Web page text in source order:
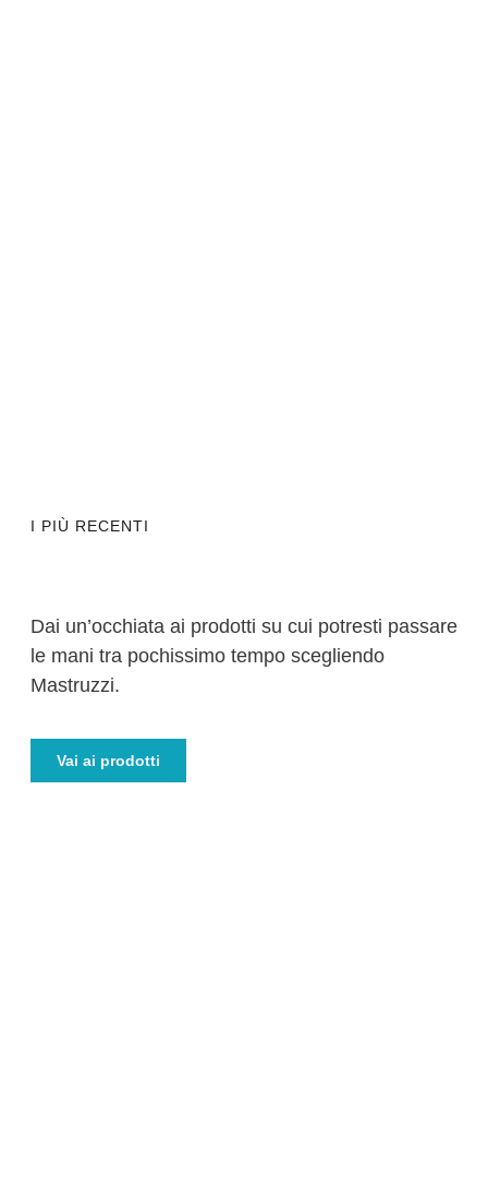
I PIÙ RECENTI
Dai un’occhiata ai prodotti su cui potresti passare
le mani tra pochissimo tempo scegliendo
Mastruzzi.
Vai ai prodotti